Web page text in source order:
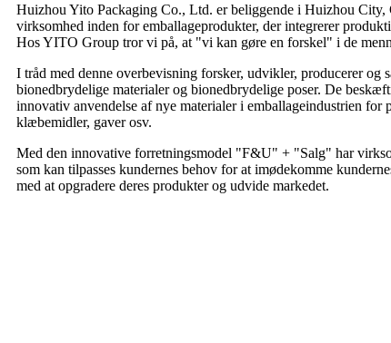
Huizhou Yito Packaging Co., Ltd. er beliggende i Huizhou City,
virksomhed inden for emballageprodukter, der integrerer
Hos YITO Group tror vi på, at "vi kan gøre en forskel" i de
I tråd med denne overbevisning forsker, udvikler, producerer
bionedbrydelige materialer og bionedbrydelige poser. De
innovativ anvendelse af nye materialer i emballageindustrien for
klæbemidler, gaver osv.
Med den innovative forretningsmodel "F&U" + "Salg" har
som kan tilpasses kundernes behov for at imødekomme
med at opgradere deres produkter og udvide markedet.